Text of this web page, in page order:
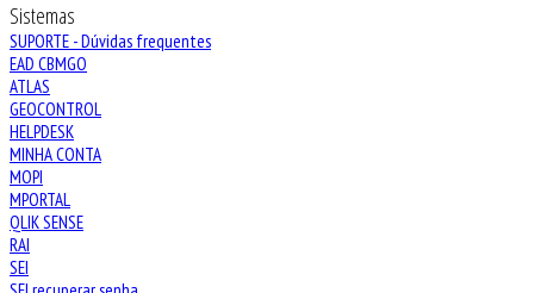
Sistemas
SUPORTE - Dúvidas frequentes
EAD CBMGO
ATLAS
GEOCONTROL
HELPDESK
MINHA CONTA
MOPI
MPORTAL
QLIK SENSE
RAI
SEI